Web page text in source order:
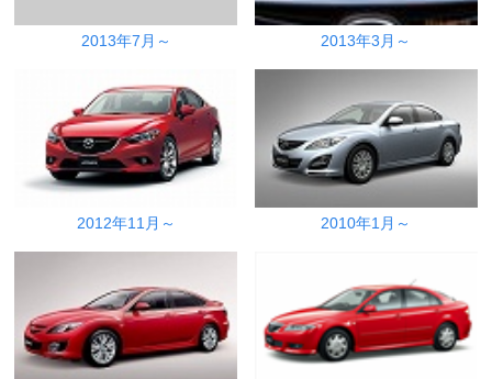
2013年7月～ 2013年3月～
2012年11月～ 2010年1月～